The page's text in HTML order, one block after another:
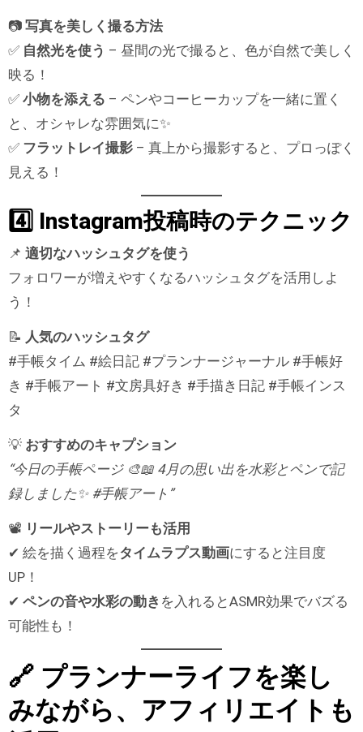
📷 写真を美しく撮る方法
✅ 自然光を使う – 昼間の光で撮ると、色が自然で美しく
映る！
✅ 小物を添える – ペンやコーヒーカップを一緒に置く
と、オシャレな雰囲気に✨
✅ フラットレイ撮影– 真上から撮影すると、プロっぽく
見える！
4️⃣ Instagram投稿時のテクニック
📌 適切なハッシュタグを使う
フォロワーが増えやすくなるハッシュタグを活用しよ
う！
📝 人気のハッシュタグ
#手帳タイム #絵日記 #プランナージャーナル #手帳好
き #手帳アート #文房具好き #手描き日記 #手帳インス
タ
💡 おすすめのキャプション
“今日の手帳ページ 🎨📖 4月の思い出を水彩とペンで記
録しました✨ #手帳アート”
📽 リールやストーリーも活用
✔ 絵を描く過程をタイムラプス動画にすると注目度
UP！
✔ ペンの音や水彩の動き を入れるとASMR効果でバズる
可能性も！
🔗 プランナーライフを楽し
みながら、アフィリエイトも